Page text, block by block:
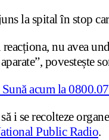
la spital în stop
nu avea
povestește
i se recolteze
Public Radio.